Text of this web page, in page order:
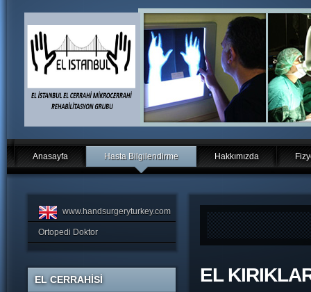
Anasayfa Hasta Bilgilendirme Hakkımızda
EL
www.handsurgeryturkey.com
Ortopedi Doktor
EL CERRAHİSİ